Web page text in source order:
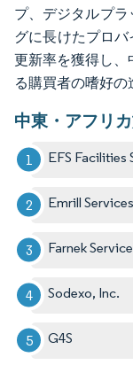
プ、デジタルプラ
グに長けたプロ
更新率を獲得し、
る購買者の嗜好の
中東・アフリ
EFS Facilities
Emrill
Farnek
Sodexo, Inc.
G4S